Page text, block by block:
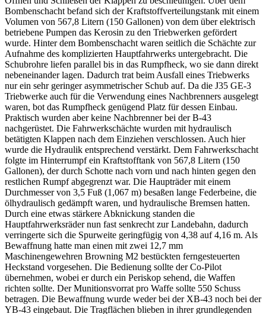
Bombenschacht befand sich der Kraftstoffverteilungstank mit einem
Volumen von 567,8 Litern (150 Gallonen) von dem über elektrisch
betriebene Pumpen das Kerosin zu den Triebwerken gefördert
wurde. Hinter dem Bombenschacht waren seitlich die Schächte zur
Aufnahme des komplizierten Hauptfahrwerks untergebracht. Die
Schubrohre liefen parallel bis in das Rumpfheck, wo sie dann direkt
nebeneinander lagen. Dadurch trat beim Ausfall eines Triebwerks
nur ein sehr geringer asymmetrischer Schub auf. Da die J35 GE-3
Triebwerke auch für die Verwendung eines Nachbrenners ausgelegt
waren, bot das Rumpfheck genügend Platz für dessen Einbau.
Praktisch wurden aber keine Nachbrenner bei der B-43
nachgerüstet. Die Fahrwerkschächte wurden mit hydraulisch
betätigten Klappen nach dem Einziehen verschlossen. Auch hier
wurde die Hydraulik entsprechend verstärkt. Dem Fahrwerkschacht
folgte im Hinterrumpf ein Kraftstofftank von 567,8 Litern (150
Gallonen), der durch Schotte nach vorn und nach hinten gegen den
restlichen Rumpf abgegrenzt war. Die Haupträder mit einem
Durchmesser von 3,5 Fuß (1,067 m) besaßen lange Federbeine, die
ölhydraulisch gedämpft waren, und hydraulische Bremsen hatten.
Durch eine etwas stärkere Abknickung standen die
Hauptfahrwerksräder nun fast senkrecht zur Landebahn, dadurch
verringerte sich die Spurweite geringfügig von 4,38 auf 4,16 m. Als
Bewaffnung hatte man einen mit zwei 12,7 mm
Maschinengewehren Browning M2 bestückten ferngesteuerten
Heckstand vorgesehen. Die Bedienung sollte der Co-Pilot
übernehmen, wobei er durch ein Periskop sehend, die Waffen
richten sollte. Der Munitionsvorrat pro Waffe sollte 550 Schuss
betragen. Die Bewaffnung wurde weder bei der XB-43 noch bei der
YB-43 eingebaut. Die Tragflächen blieben in ihrer grundlegenden